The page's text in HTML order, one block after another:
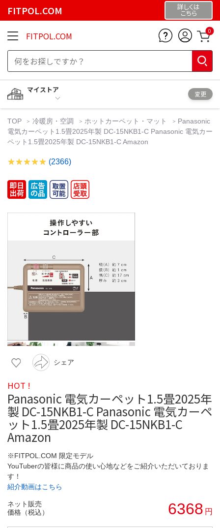
FITPOL.COM 詳しくは
こちら
FITPOL.COM 0
マイストア
変更
TOP 冷暖房・空調 ホットカーペット・マット
Panasonic
電気カーペット1.5畳2025年製 DC-15NKB1-C Panasonic 電気カー
ペット1.5畳2025年製 DC-15NKB1-C Amazon
(2366)
シェア
HOT !
Panasonic 電気カーペット1.5畳2025年
製 DC-15NKB1-C Panasonic 電気カーペ
ット1.5畳2025年製 DC-15NKB1-C
Amazon
※FITPOL.COM 限定モデル
YouTuberの皆様に商品の使い心地などをご紹介いただいておりま
す！
紹介動画はこちら
ネット販売
価格（税込）
6368 円